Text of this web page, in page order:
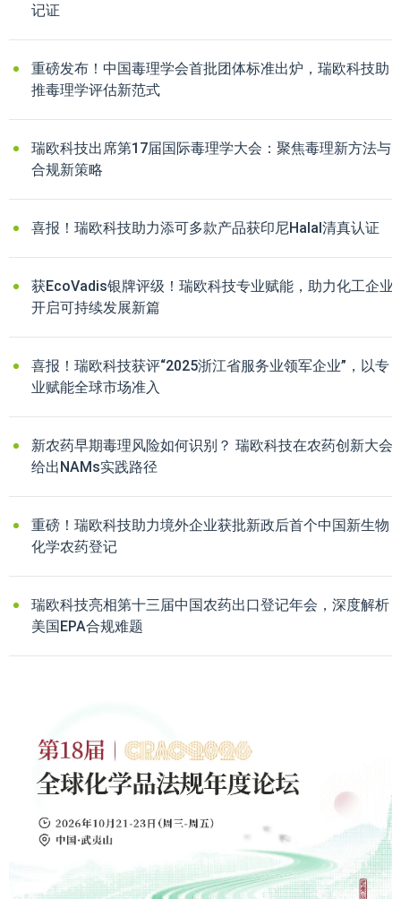
记证
重磅发布！中国毒理学会首批团体标准出炉，瑞欧科技助
推毒理学评估新范式
瑞欧科技出席第17届国际毒理学大会：聚焦毒理新方法与
合规新策略
喜报！瑞欧科技助力添可多款产品获印尼Halal清真认证
获EcoVadis银牌评级！瑞欧科技专业赋能，助力化工企业
开启可持续发展新篇
喜报！瑞欧科技获评“2025浙江省服务业领军企业”，以专
业赋能全球市场准入
新农药早期毒理风险如何识别？ 瑞欧科技在农药创新大会
给出NAMs实践路径
重磅！瑞欧科技助力境外企业获批新政后首个中国新生物
化学农药登记
瑞欧科技亮相第十三届中国农药出口登记年会，深度解析
美国EPA合规难题